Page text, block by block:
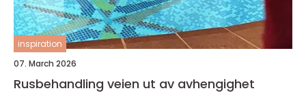
inspiration
07. March 2026
Rusbehandling veien ut av avhengighet